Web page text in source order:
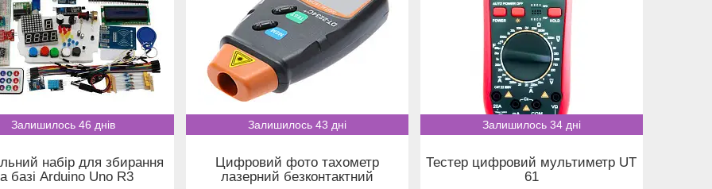
Залишилось 46 днів
набір для збирання
базі Arduino Uno R3
Залишилось 43 дні
Цифровий фото тахометр
лазерний безконтактний
Залишилось 34 дні
Тестер цифровий мультиметр UT
61